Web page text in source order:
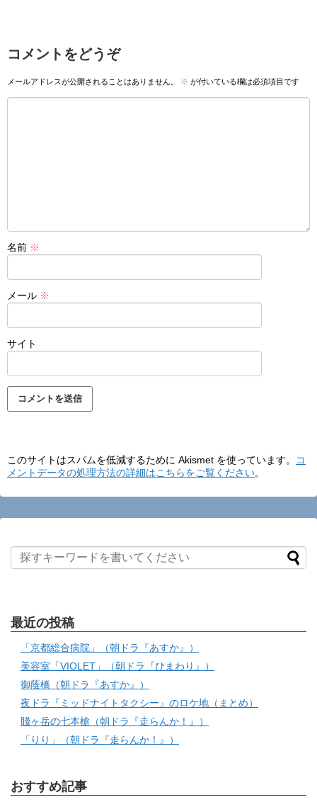
コメントをどうぞ
メールアドレスが公開されることはありません。 ※ が付いている欄は必須項目です
名前 ※
メール ※
サイト
このサイトはスパムを低減するために Akismet を使っています。
コ
メントデータの処理方法の詳細はこちらをご覧ください。
最近の投稿
「京都総合病院」（朝ドラ『あすか』）
美容室「VIOLET」（朝ドラ『ひまわり』）
御蔭橋（朝ドラ『あすか』）
夜ドラ『ミッドナイトタクシー』のロケ地（まとめ）
賤ヶ岳の七本槍（朝ドラ『走らんか！』）
「りり」（朝ドラ『走らんか！』）
おすすめ記事